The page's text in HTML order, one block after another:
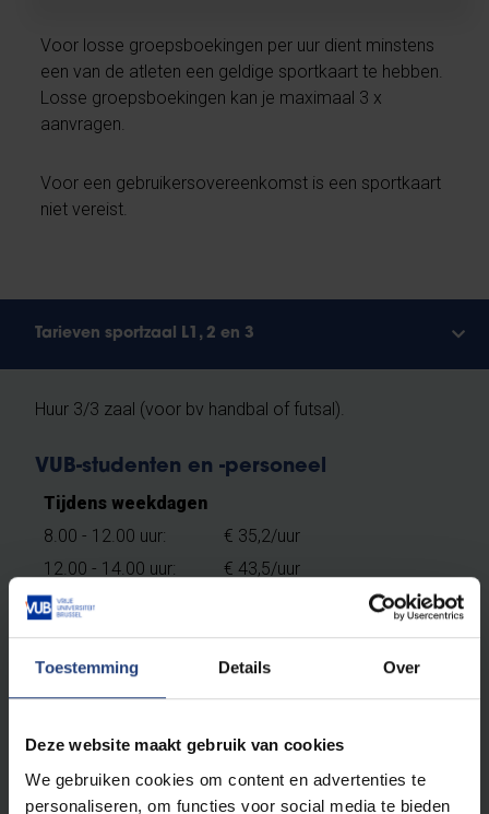
Toestemming Details Over
Deze website maakt gebruik van cookies
We gebruiken cookies om content en advertenties te
personaliseren, om functies voor social media te bieden
Voor losse groepsboekingen per uur dient minstens
een van de atleten een geldige sportkaart te hebben.
Losse groepsboekingen kan je maximaal 3 x
aanvragen.
Voor een gebruikersovereenkomst is een sportkaart
niet vereist.
Tarieven sportzaal L1, 2 en 3
Huur 3/3 zaal (voor bv handbal of futsal).
VUB-studenten en -personeel
Tijdens weekdagen
8.00 - 12.00 uur:
€ 35,2/uur
12.00 - 14.00 uur:
€ 43,5/uur
14.00 - 17.00 uur:
17.00 - 22.00 uur:
€ 43,6/uur
€ 74,00/uur